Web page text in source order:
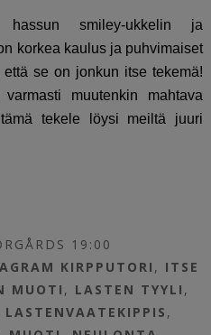
smiley-ukkelin ja
korkea kaulus ja puhvimaiset
se on jonkun itse tekemä!
muutenkin mahtava
tekele löysi meiltä juuri
19:00
KIRPPUTORI , ITSE
MUOTI , LASTEN TYYLI ,
LASTENVAATEKIPPIS ,